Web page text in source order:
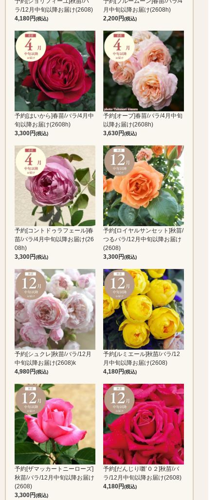
ラ/12月中旬以降お届け(2608)
4,180
(税込)
月中旬以降お届け(2608h)
2,200
(税込)
予約[はいから]春苗/バラ/4月中
旬以降お届け(2608h)
3,300
(税込)
予約[オーブ]春苗/バラ/4月中旬
以降お届け(2608h)
3,630
(税込)
予約[コントドゥラフェール]春
苗/バラ/4月中旬以降お届け(26
08h)
3,300
(税込)
予約[ロイヤルサンセット]秋苗/
つるバラ/12月中旬以降お届け
(2608)
3,300
(税込)
予約[シュクレ]秋苗/バラ/12月
中旬以降お届け(2608)k
4,980
(税込)
予約[ルミエール]秋苗/バラ/12
月中旬以降お届け(2608)
4,180
(税込)
予約[ザマッカートニーローズ]
秋苗/バラ/12月中旬以降お届け
(2608)
3,300
(税込)
予約[だんじり囃’０２]秋苗/バ
ラ/12月中旬以降お届け(2608)
4,180
(税込)